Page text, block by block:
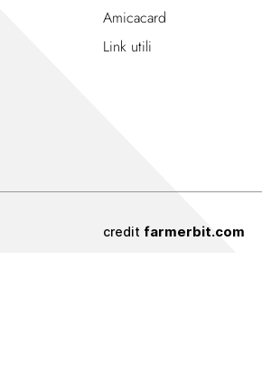
Amicacard
Link utili
credit farmerbit.com